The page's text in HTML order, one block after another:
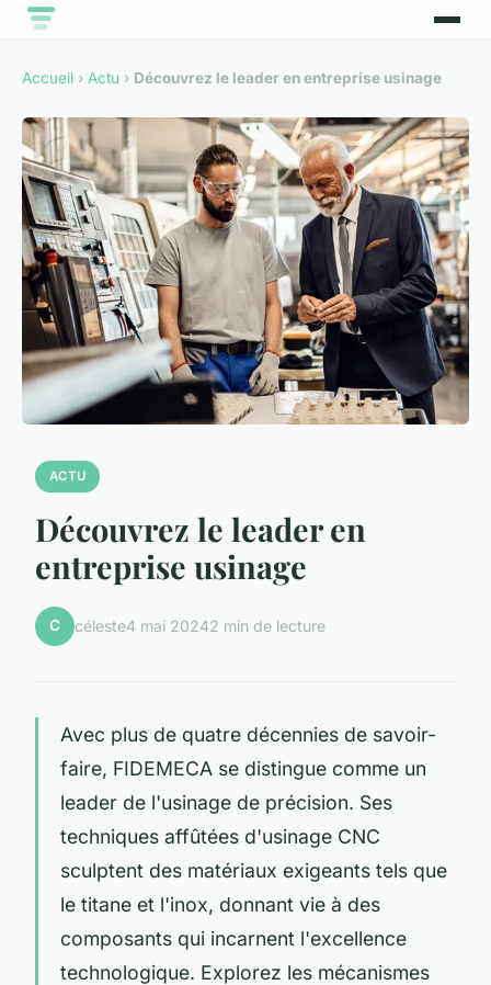
Accueil › Actu › Découvrez le leader en entreprise usinage
ACTU
Découvrez le leader en
entreprise usinage
C céleste4 mai 20242 min de lecture
Avec plus de quatre décennies de savoir-
faire, FIDEMECA se distingue comme un
leader de l'usinage de précision. Ses
techniques affûtées d'usinage CNC
sculptent des matériaux exigeants tels que
le titane et l'inox, donnant vie à des
composants qui incarnent l'excellence
technologique. Explorez les mécanismes